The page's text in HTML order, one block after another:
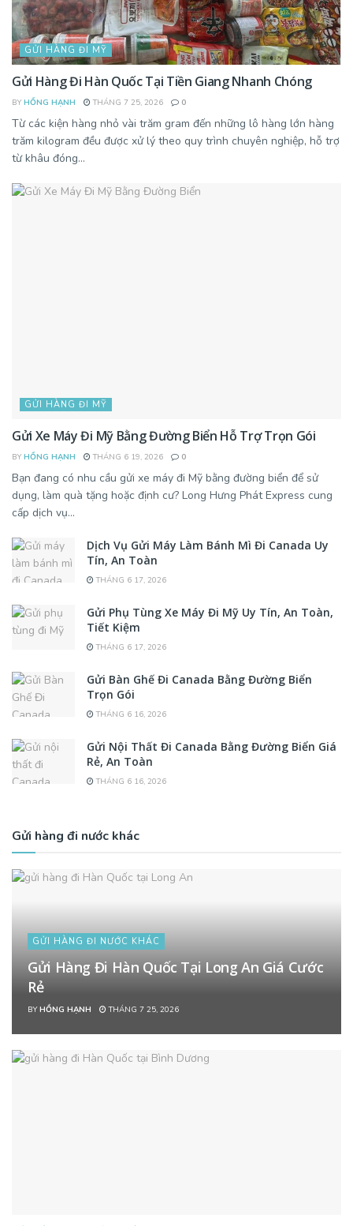
GỬI HÀNG ĐI MỸ
Gửi Hàng Đi Hàn Quốc Tại Tiền Giang Nhanh Chóng
BY HỒNG HẠNH THÁNG 7 25, 2026 0
Từ các kiện hàng nhỏ vài trăm gram đến những lô hàng lớn hàng
trăm kilogram đều được xử lý theo quy trình chuyên nghiệp, hỗ trợ
từ khâu đóng...
GỬI HÀNG ĐI MỸ
Gửi Xe Máy Đi Mỹ Bằng Đường Biển Hỗ Trợ Trọn Gói
BY HỒNG HẠNH THÁNG 6 19, 2026 0
Bạn đang có nhu cầu gửi xe máy đi Mỹ bằng đường biển để sử
dụng, làm quà tặng hoặc định cư? Long Hưng Phát Express cung
cấp dịch vụ...
Dịch Vụ Gửi Máy Làm Bánh Mì Đi Canada Uy
Tín, An Toàn
THÁNG 6 17, 2026
Gửi Phụ Tùng Xe Máy Đi Mỹ Uy Tín, An Toàn,
Tiết Kiệm
THÁNG 6 17, 2026
Gửi Bàn Ghế Đi Canada Bằng Đường Biển
Trọn Gói
THÁNG 6 16, 2026
Gửi Nội Thất Đi Canada Bằng Đường Biển Giá
Rẻ, An Toàn
THÁNG 6 16, 2026
Gửi hàng đi nước khác
GỬI HÀNG ĐI NƯỚC KHÁC
Gửi Hàng Đi Hàn Quốc Tại Long An Giá Cước
Rẻ
BY HỒNG HẠNH THÁNG 7 25, 2026